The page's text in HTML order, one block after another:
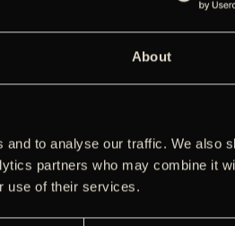
About
to analyse our traffic. We also
partners who may combine it
use of their services.
‘Kilden i
De klassiske
er tilbage i